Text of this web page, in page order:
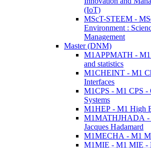
(IoT)
MScT-STEEM -
Environment :
Management
Master (DNM)
M1APPMATH - M1
and statistics
M1CHEINT - M1
Interfaces
M1CPS - M1 CPS -
Systems
M1HEP - M1 High
M1MATHJHADA -
Jacques Hadamard
M1MECHA - M1
M1MIE - M1 MIE -